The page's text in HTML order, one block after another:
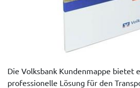
Die Volksbank Kundenmappe bietet
professionelle Lösung für den